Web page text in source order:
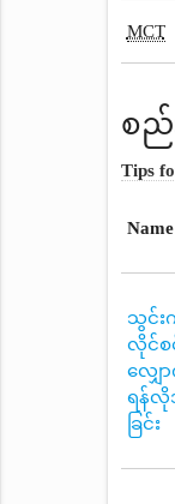
MCT
စည်
Tips
Name
သွင်း
လိုင်စ
လျှေ
ရန်လို
ခြင်း